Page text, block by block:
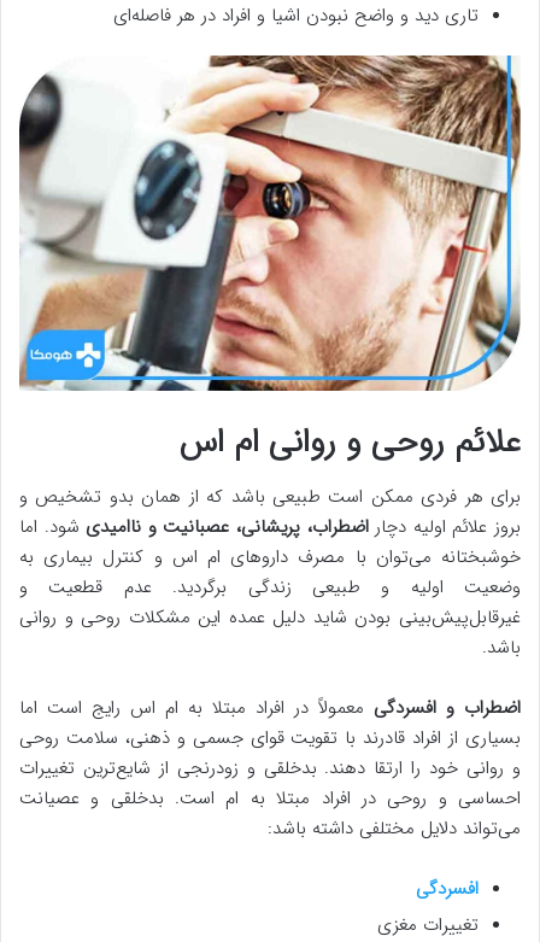
تاری دید و واضح نبودن اشیا و افراد در هر فاصله‌ای
علائم روحی و روانی ام اس
برای هر فردی ممکن است طبیعی باشد که از همان بدو تشخیص و
بروز علائم اولیه دچار اضطراب، پریشانی، عصبانیت و ناامیدی شود. اما
خوشبختانه می‌توان با مصرف داروهای ام اس و کنترل بیماری به
وضعیت اولیه و طبیعی زندگی برگردید. عدم قطعیت و
غیرقابل‌پیش‌بینی بودن شاید دلیل عمده این مشکلات روحی و روانی
باشد.
اضطراب و افسردگی معمولاً در افراد مبتلا به ام اس رایج است اما
بسیاری از افراد قادرند با تقویت قوای جسمی و ذهنی، سلامت روحی
و روانی خود را ارتقا دهند. بدخلقی و زودرنجی از شایع‌ترین تغییرات
احساسی و روحی در افراد مبتلا به ام است. بدخلقی و عصیانت
می‌تواند دلایل مختلفی داشته باشد:
افسردگی
تغییرات مغزی